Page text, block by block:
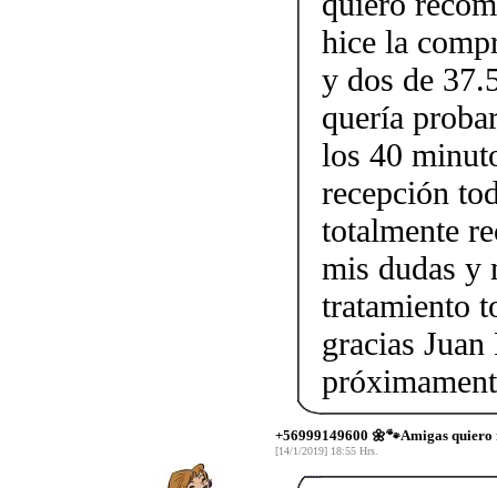
hice la
y dos de
quería
los 40
recepción
totalmente
mis dudas y
tratamiento
gracias
+56999149600 🌼🐾Amigas quiero
[14/1/2019] 18:55 Hrs.